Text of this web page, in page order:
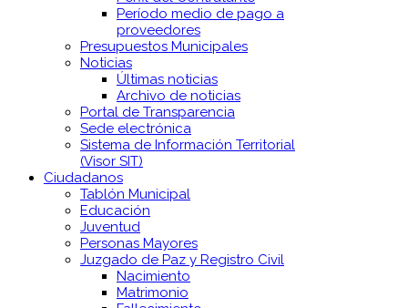
Período medio de pago a
proveedores
Presupuestos Municipales
Noticias
Últimas noticias
Archivo de noticias
Portal de Transparencia
Sede electrónica
Sistema de Información Territorial
(Visor SIT)
Ciudadanos
Tablón Municipal
Educación
Juventud
Personas Mayores
Juzgado de Paz y Registro Civil
Nacimiento
Matrimonio